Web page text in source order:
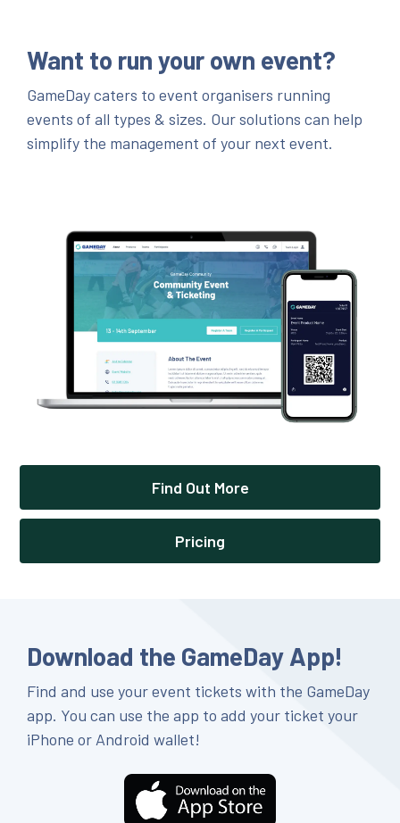
Want to run your own event?
GameDay caters to event organisers running
events of all types & sizes. Our solutions can help
simplify the management of your next event.
Find Out More
Pricing
Download the GameDay App!
Find and use your event tickets with the GameDay
app. You can use the app to add your ticket your
iPhone or Android wallet!